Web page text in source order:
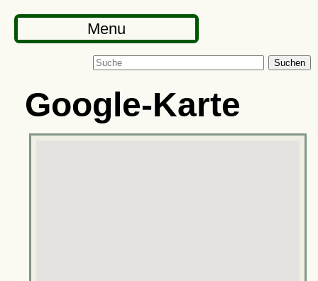
Menu
Suchen
Google-Karte